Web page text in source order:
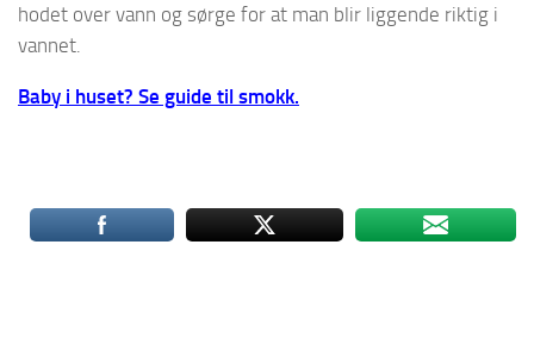
hodet over vann og sørge for at man blir liggende riktig i
vannet.
Baby i huset? Se guide til smokk.